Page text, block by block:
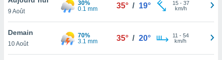
et
»,
au
vous
9 Août
30%
0.1 mm
35° / 19° 15- 37
km/h
Demain
10 Août
70%
3.1 mm
35° / 20° 11 - 54
km/h